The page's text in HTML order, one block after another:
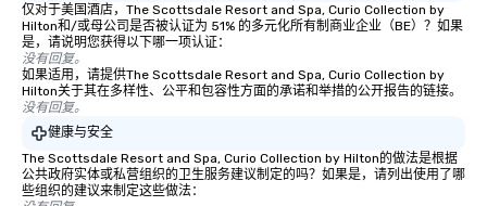
仅对于美国酒店，The Scottsdale Resort and Spa, Curio Collection by
Hilton和/或母公司是否被认证为 51% 的多元化所有制商业企业（BE）？如果
是，请说明您获得以下哪一项认证：
没有回复。
如果适用，请提供The Scottsdale Resort and Spa, Curio Collection by
Hilton关于其在多样性、公平和包容性方面的承诺和举措的公开报告的链接。
没有回复。
健康与安全
The Scottsdale Resort and Spa, Curio Collection by Hilton的做法是根据
公共政府实体或私营组织的卫生服务建议制定的吗？如果是，请列出使用了哪
些组织的建议来制定这些做法：